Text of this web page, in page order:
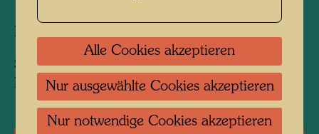
Bleistift und Buntstift auf Zeichenpapier
Sammlung:
Private collection, Vienna
Alle Cookies akzeptieren
Nur ausgewählte Cookies akzeptieren
Nur notwendige Cookies akzeptieren